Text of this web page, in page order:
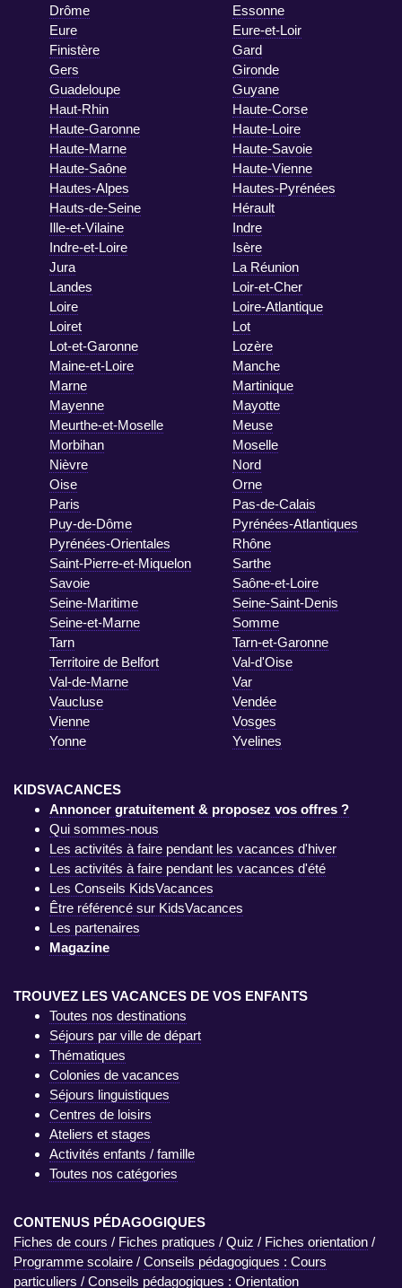
Drôme
Essonne
Eure
Eure-et-Loir
Finistère
Gard
Gers
Gironde
Guadeloupe
Guyane
Haut-Rhin
Haute-Corse
Haute-Garonne
Haute-Loire
Haute-Marne
Haute-Savoie
Haute-Saône
Haute-Vienne
Hautes-Alpes
Hautes-Pyrénées
Hauts-de-Seine
Hérault
Ille-et-Vilaine
Indre
Indre-et-Loire
Isère
Jura
La Réunion
Landes
Loir-et-Cher
Loire
Loire-Atlantique
Loiret
Lot
Lot-et-Garonne
Lozère
Maine-et-Loire
Manche
Marne
Martinique
Mayenne
Mayotte
Meurthe-et-Moselle
Meuse
Morbihan
Moselle
Nièvre
Nord
Oise
Orne
Paris
Pas-de-Calais
Puy-de-Dôme
Pyrénées-Atlantiques
Pyrénées-Orientales
Rhône
Saint-Pierre-et-Miquelon
Sarthe
Savoie
Saône-et-Loire
Seine-Maritime
Seine-Saint-Denis
Seine-et-Marne
Somme
Tarn
Tarn-et-Garonne
Territoire de Belfort
Val-d'Oise
Val-de-Marne
Var
Vaucluse
Vendée
Vienne
Vosges
Yonne
Yvelines
KIDSVACANCES
Annoncer gratuitement & proposez vos offres ?
Qui sommes-nous
Les activités à faire pendant les vacances d'hiver
Les activités à faire pendant les vacances d'été
Les Conseils KidsVacances
Être référencé sur KidsVacances
Les partenaires
Magazine
TROUVEZ LES VACANCES DE VOS ENFANTS
Toutes nos destinations
Séjours par ville de départ
Thématiques
Colonies de vacances
Séjours linguistiques
Centres de loisirs
Ateliers et stages
Activités enfants / famille
Toutes nos catégories
CONTENUS PÉDAGOGIQUES
Fiches de cours / Fiches pratiques / Quiz / Fiches orientation /
Programme scolaire / Conseils pédagogiques : Cours
particuliers / Conseils pédagogiques : Orientation